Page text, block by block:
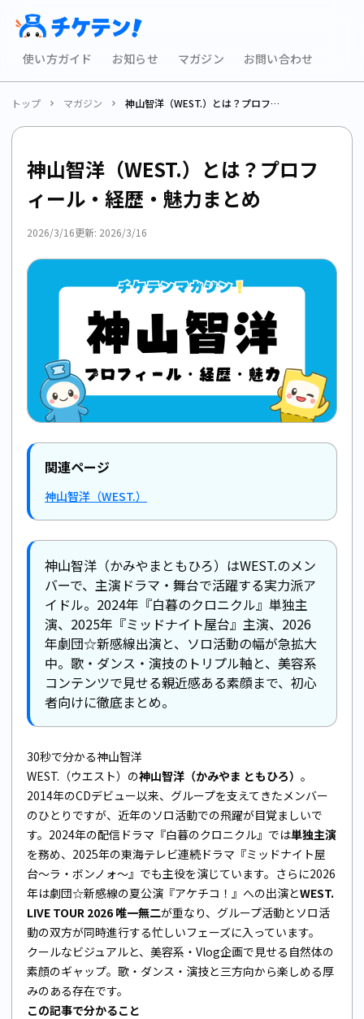
使い方ガイド お知らせ マガジン お問い合わせ
トップ マガジン 神山智洋（WEST.）とは？プロフィール・経歴・魅力まとめ
神山智洋（WEST.）とは？プロフ
ィール・経歴・魅力まとめ
2026/3/16更新: 2026/3/16
関連ページ
神山智洋（WEST.）
神山智洋（かみやまともひろ）はWEST.のメン
バーで、主演ドラマ・舞台で活躍する実力派ア
イドル。2024年『白暮のクロニクル』単独主
演、2025年『ミッドナイト屋台』主演、2026
年劇団☆新感線出演と、ソロ活動の幅が急拡大
中。歌・ダンス・演技のトリプル軸と、美容系
コンテンツで見せる親近感ある素顔まで、初心
者向けに徹底まとめ。
30秒で分かる神山智洋
WEST.（ウエスト）の神山智洋（かみやま ともひろ） 。
2014年のCDデビュー以来、グループを支えてきたメンバー
のひとりですが、近年のソロ活動での飛躍が目覚ましいで
す。2024年の配信ドラマ『白暮のクロニクル』では単独主演
を務め、2025年の東海テレビ連続ドラマ『ミッドナイト屋
台〜ラ・ボンノォ〜』でも主役を演じています。さらに2026
年は劇団☆新感線の夏公演『アケチコ！』への出演とWEST.
LIVE TOUR 2026 唯一無二が重なり、グループ活動とソロ活
動の双方が同時進行する忙しいフェーズに入っています。
クールなビジュアルと、美容系・Vlog企画で見せる自然体の
素顔のギャップ。歌・ダンス・演技と三方向から楽しめる厚
みのある存在です。
この記事で分かること